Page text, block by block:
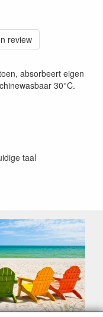
review
absorbeert eigen
30°C.
taal